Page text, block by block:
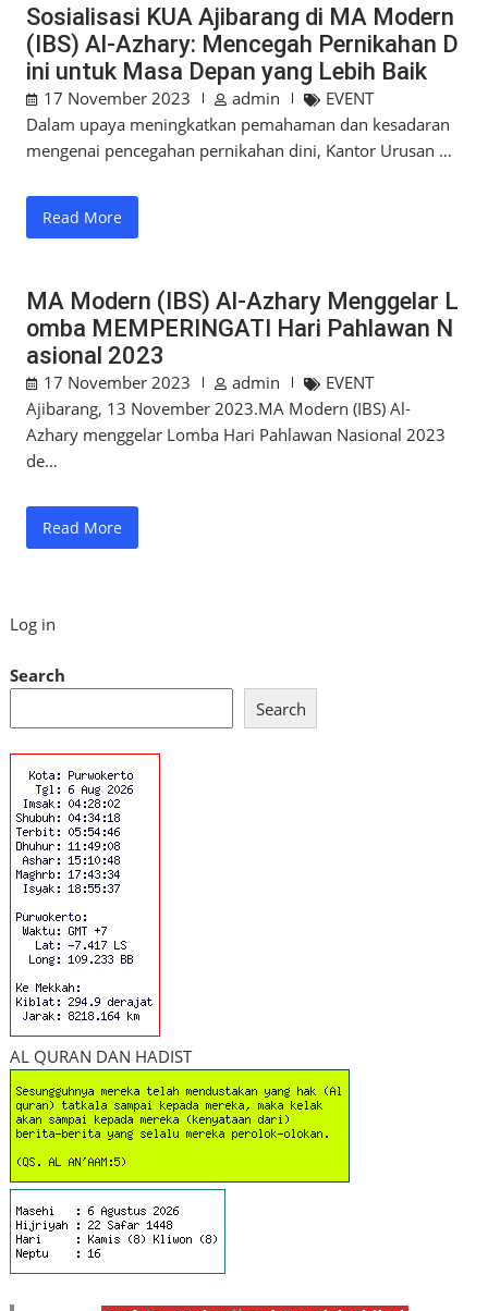
Sosialisasi KUA Ajibarang di MA Modern
(IBS) Al-Azhary: Mencegah Pernikahan D
ini untuk Masa Depan yang Lebih Baik
17 November 2023 admin
EVENT
Dalam upaya meningkatkan pemahaman dan kesadaran
mengenai pencegahan pernikahan dini, Kantor Urusan …
Read More
MA Modern (IBS) Al-Azhary Menggelar L
omba MEMPERINGATI Hari Pahlawan N
asional 2023
17 November 2023 admin
EVENT
Ajibarang, 13 November 2023.MA Modern (IBS) Al-
Azhary menggelar Lomba Hari Pahlawan Nasional 2023
de…
Read More
Log in
Search
Search
AL QURAN DAN HADIST